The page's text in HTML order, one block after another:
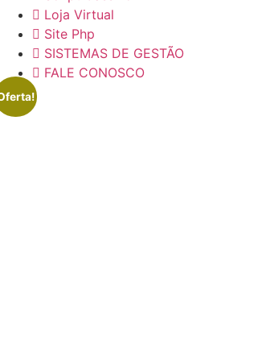
Loja Virtual
Site Php
SISTEMAS DE GESTÃO
FALE CONOSCO